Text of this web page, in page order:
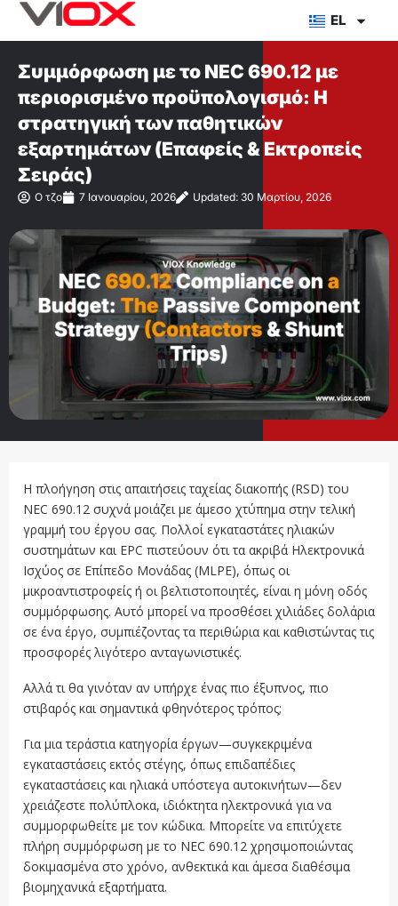
Μετάβαση
EL
Συμμόρφωση με το NEC 690.12 με
περιορισμένο προϋπολογισμό: Η
στρατηγική των παθητικών
εξαρτημάτων (Επαφείς & Εκτροπείς
Σειράς)
Ο τζο 7 Ιανουαρίου, 2026 Updated: 30 Μαρτίου, 2026
Η πλοήγηση στις απαιτήσεις ταχείας διακοπής (RSD) του
NEC 690.12 συχνά μοιάζει με άμεσο χτύπημα στην τελική
γραμμή του έργου σας. Πολλοί εγκαταστάτες ηλιακών
συστημάτων και EPC πιστεύουν ότι τα ακριβά Ηλεκτρονικά
Ισχύος σε Επίπεδο Μονάδας (MLPE), όπως οι
μικροαντιστροφείς ή οι βελτιστοποιητές, είναι η μόνη οδός
συμμόρφωσης. Αυτό μπορεί να προσθέσει χιλιάδες δολάρια
σε ένα έργο, συμπιέζοντας τα περιθώρια και καθιστώντας τις
προσφορές λιγότερο ανταγωνιστικές.
Αλλά τι θα γινόταν αν υπήρχε ένας πιο έξυπνος, πιο
στιβαρός και σημαντικά φθηνότερος τρόπος;
Για μια τεράστια κατηγορία έργων—συγκεκριμένα
εγκαταστάσεις εκτός στέγης, όπως επιδαπέδιες
εγκαταστάσεις και ηλιακά υπόστεγα αυτοκινήτων—δεν
χρειάζεστε πολύπλοκα, ιδιόκτητα ηλεκτρονικά για να
συμμορφωθείτε με τον κώδικα. Μπορείτε να επιτύχετε
πλήρη συμμόρφωση με το NEC 690.12 χρησιμοποιώντας
δοκιμασμένα στο χρόνο, ανθεκτικά και άμεσα διαθέσιμα
βιομηχανικά εξαρτήματα.